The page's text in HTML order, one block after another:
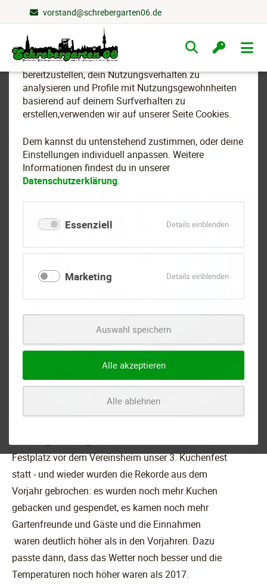
Wir nutzen Cookies
Um essenzielle Funktionen dieser Webseite
bereitzustellen, dein Nutzungsverhalten zu
analysieren und Profile mit Nutzungsgewohnheiten
basierend auf deinem Surfverhalten zu
erstellen,verwenden wir auf unserer Seite Cookies.
Dem kannst du untenstehend zustimmen, oder deine
Einstellungen individuell anpassen. Weitere
Informationen findest du in unserer
Datenschutzerklärung.
Essenziell Details einblendenfür
Marketing Details einblendenfür
Auswahl speichern
Alle akzeptieren
Alle ablehnen
vorstand@schrebergarten06.de
Navigation
überspringen
Kuchenfest am
Pfingstmontag 2018
Festplatz vor dem Vereinsheim unser 3. Kuchenfest
statt - und wieder wurden die Rekorde aus dem
Vorjahr gebrochen: es wurden noch mehr Kuchen
gebacken und gespendet, es kamen noch mehr
Gartenfreunde und Gäste und die Einnahmen
waren deutlich höher als in den Vorjahren. Dazu
passte dann, dass das Wetter noch besser und die
Temperaturen noch höher waren als 2017.